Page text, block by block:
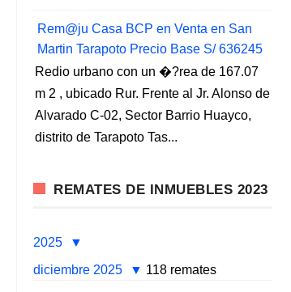
Rem@ju Casa BCP en Venta en San
Martin Tarapoto Precio Base S/ 636245
Redio urbano con un �?rea de 167.07
m 2 , ubicado Rur. Frente al Jr. Alonso de
Alvarado C-02, Sector Barrio Huayco,
distrito de Tarapoto Tas...
REMATES DE INMUEBLES 2023
2025
diciembre 2025
118 remates